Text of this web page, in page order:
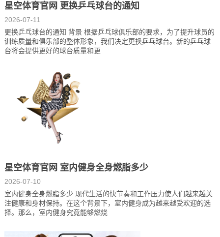
星空体育官网 更换乒乓球台的通知
2026-07-11
更换乒乓球台的通知 背景 根据乒乓球俱乐部的要求，为了提升球员的
训练质量和俱乐部的整体形象，我们决定更换乒乓球台。新的乒乓球
台将会提供更好的球台质量和更
星空体育官网 室内健身全身燃脂多少
2026-07-10
室内健身全身燃脂多少 现代生活的快节奏和工作压力使人们越来越关
注健康和身材保持。在这个背景下，室内健身成为越来越受欢迎的选
择。那么，室内健身究竟能够燃烧